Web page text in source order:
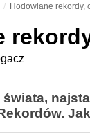
Hodowlane